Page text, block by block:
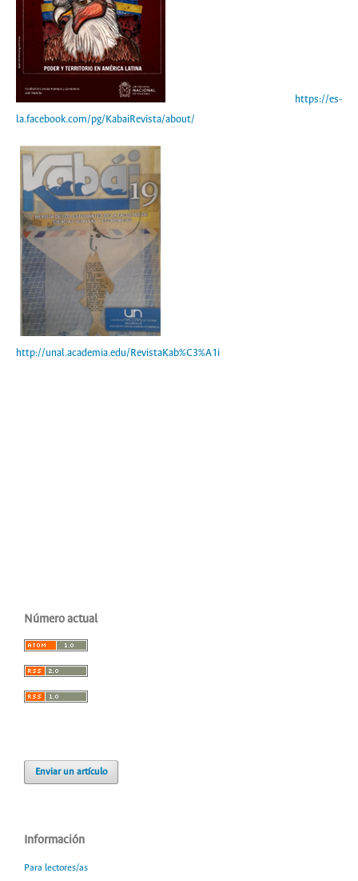
https://es-
la.facebook.com/pg/KabaiRevista/about/
http://unal.academia.edu/RevistaKab%C3%A1i
Número actual
Enviar un artículo
Información
Para lectores/as